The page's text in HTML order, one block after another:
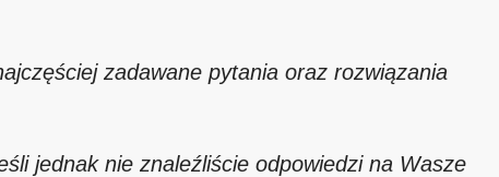
zadawane pytania oraz rozwiązania
jednak nie znaleźliście odpowiedzi na Wasze